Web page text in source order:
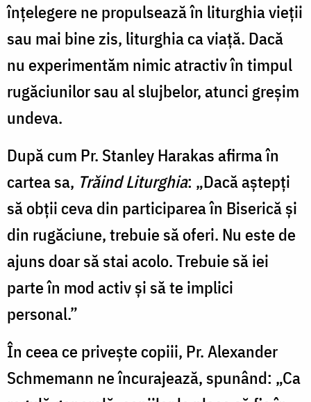
înțelegere ne propulsează în liturghia vieții
sau mai bine zis, liturghia ca viață. Dacă
nu experimentăm nimic atractiv în timpul
rugăciunilor sau al slujbelor, atunci greșim
undeva.
După cum Pr. Stanley Harakas afirma în
cartea sa, Trăind Liturghia: „Dacă aștepți
să obții ceva din participarea în Biserică și
din rugăciune, trebuie să oferi. Nu este de
ajuns doar să stai acolo. Trebuie să iei
parte în mod activ și să te implici
personal.”
În ceea ce privește copiii, Pr. Alexander
Schmemann ne încurajează, spunând: „Ca